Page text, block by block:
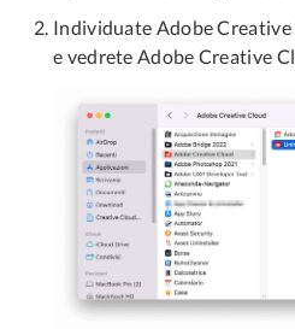
Individuate Adobe Creative
e vedrete Adobe Creative